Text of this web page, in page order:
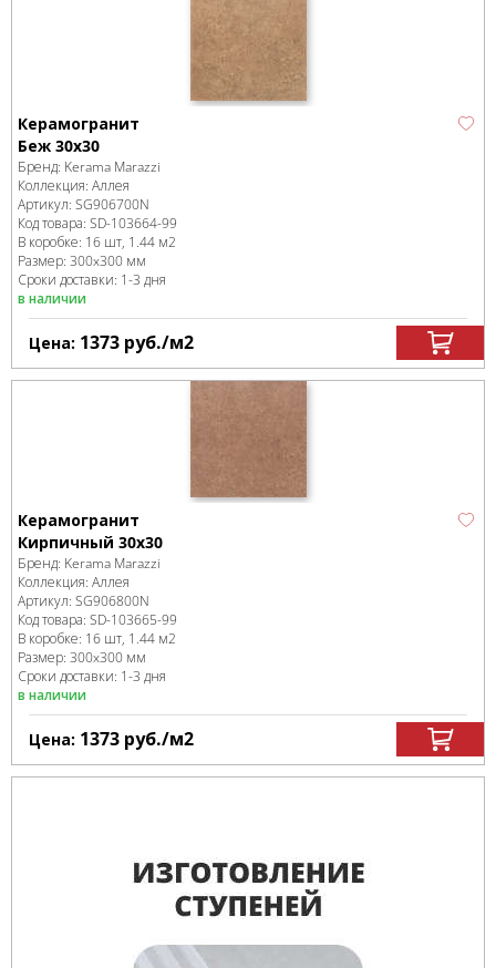
Керамогранит
Беж 30х30
Бренд: Kerama Marazzi
Коллекция: Аллея
Артикул: SG906700N
Код товара: SD-103664-99
В коробке: 16 шт, 1.44 м2
Размер: 300x300 мм
Сроки доставки: 1-3 дня
в наличии
Цена: 1373 руб./м2
Керамогранит
Кирпичный 30х30
Бренд: Kerama Marazzi
Коллекция: Аллея
Артикул: SG906800N
Код товара: SD-103665-99
В коробке: 16 шт, 1.44 м2
Размер: 300x300 мм
Сроки доставки: 1-3 дня
в наличии
Цена: 1373 руб./м2